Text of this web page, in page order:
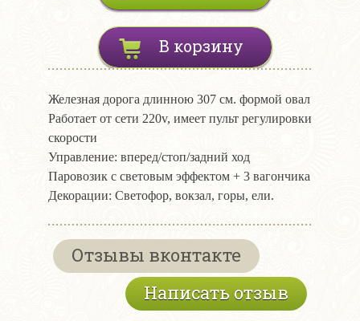
В корзину
Железная дорога длинною 307 см. формой овал
Работает от сети 220v, имеет пульт регулировки
скорости
Управление: вперед/стоп/задний ход
Паровозик с световым эффектом + 3 вагончика
Декорации: Светофор, вокзал, горы, ели.
Отзывы вконтакте
Написать отзыв